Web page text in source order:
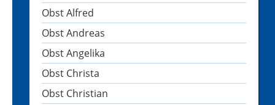
Obst Alfred
Obst Andreas
Obst Angelika
Obst Christa
Obst Christian